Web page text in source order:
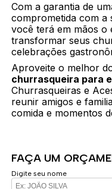
Com a garantia de
comprometida com a
você terá em mãos o
transformar seus
celebrações
Aproveite o melhor
churrasqueira para
Churrasqueiras e
reunir amigos e
comida e momentos
FAÇA UM
Digite seu nome